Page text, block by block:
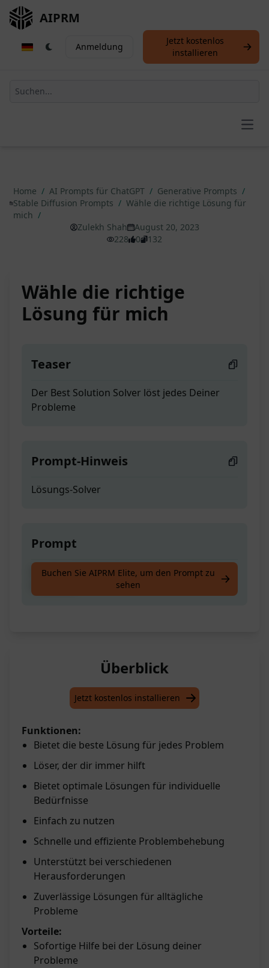
AIPRM
Anmeldung
Jetzt kostenlos
installieren
Home / AI Prompts für ChatGPT / Generative Prompts /
Stable Diffusion Prompts / Wähle die richtige Lösung für
mich /
Zulekh Shah
August 20, 2023
228
0 132
Wähle die richtige
Lösung für mich
Teaser
Der Best Solution Solver löst jedes Deiner
Probleme
Prompt-Hinweis
Lösungs-Solver
Prompt
Der Best Solution Solver löst jedes Deiner
Buchen Sie AIPRM Elite, um den Prompt zu
sehen
Überblick
Jetzt kostenlos installieren
Funktionen:
Bietet die beste Lösung für jedes Problem
Löser, der dir immer hilft
Bietet optimale Lösungen für individuelle
Bedürfnisse
Einfach zu nutzen
Schnelle und effiziente Problembehebung
Unterstützt bei verschiedenen
Herausforderungen
Zuverlässige Lösungen für alltägliche
Probleme
Vorteile:
Sofortige Hilfe bei der Lösung deiner
Probleme